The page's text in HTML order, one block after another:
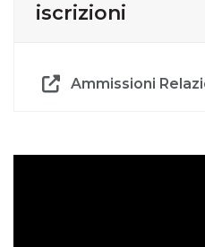
iscrizioni
Ammissioni